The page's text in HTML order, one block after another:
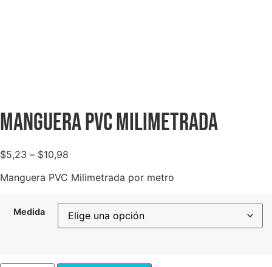
Manguera PVC Milimetrada
$5,23 – $10,98
Manguera PVC Milimetrada por metro
Medida